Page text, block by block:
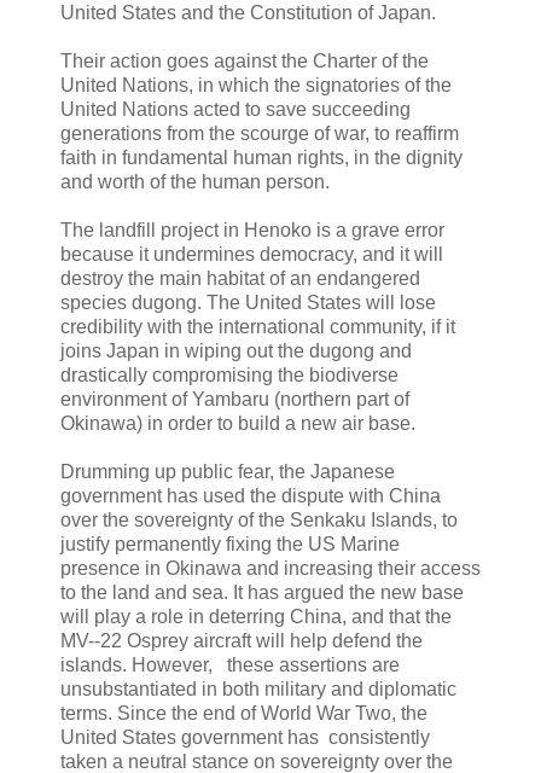
United States and the Constitution of Japan.
Their action goes against the Charter of the
United Nations, in which the signatories of the
United Nations acted to save succeeding
generations from the scourge of war, to reaffirm
faith in fundamental human rights, in the dignity
and worth of the human person.
The landfill project in Henoko is a grave error
because it undermines democracy, and it will
destroy the main habitat of an endangered
species dugong. The United States will lose
credibility with the international community, if it
joins Japan in wiping out the dugong and
drastically compromising the biodiverse
environment of Yambaru (northern part of
Okinawa) in order to build a new air base.
Drumming up public fear, the Japanese
government has used the dispute with China
over the sovereignty of the Senkaku Islands, to
justify permanently fixing the US Marine
presence in Okinawa and increasing their access
to the land and sea. It has argued the new base
will play a role in deterring China, and that the
MV-­‐22 Osprey aircraft will help defend the
islands. However, these assertions are
unsubstantiated in both military and diplomatic
terms. Since the end of World War Two, the
United States government has consistently
taken a neutral stance on sovereignty over the